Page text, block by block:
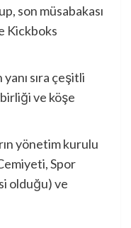
son müsabakası
Kickboks
sıra çeşitli
ve köşe
yönetim kurulu
Spor
olduğu) ve